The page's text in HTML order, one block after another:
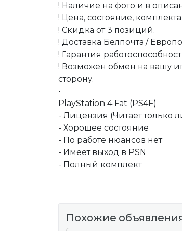
! Наличие на фото и в
! Цена, состояние,
! Скидка от 3 позиций.
! Доставка Белпочта /
! Гарантия
! Возможен обмен на вашу
сторону.
•
PlayStation 4 Fat (PS4F)
- Лицензия (Читает только
- Хорошее состояние
- По работе нюансов нет
- Имеет выход в PSN
- Полный комплект
Похожие